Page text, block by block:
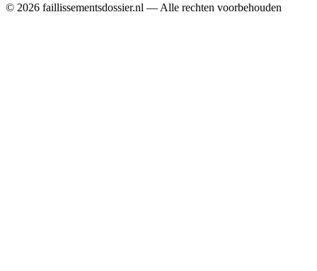
© 2026 faillissementsdossier.nl — Alle rechten voorbehouden